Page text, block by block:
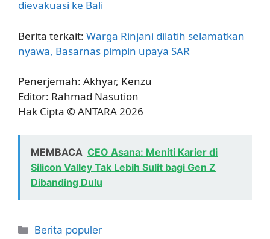
dievakuasi ke Bali
Berita terkait: Warga Rinjani dilatih selamatkan
nyawa, Basarnas pimpin upaya SAR
Penerjemah: Akhyar, Kenzu
Editor: Rahmad Nasution
Hak Cipta © ANTARA 2026
MEMBACA CEO Asana: Meniti Karier di
Silicon Valley Tak Lebih Sulit bagi Gen Z
Dibanding Dulu
Kategori
Berita populer